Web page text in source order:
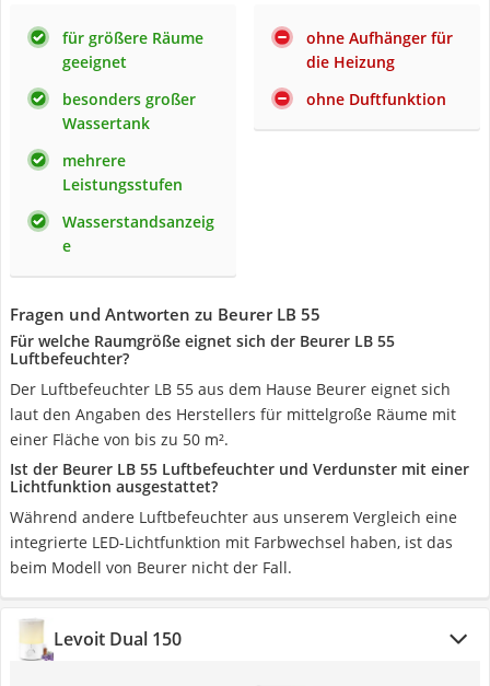
für größere Räume
geeignet
besonders großer
Wassertank
mehrere
Leistungsstufen
Wasserstandsanzeig
e
ohne Aufhänger für
die Heizung
ohne Duftfunktion
Fragen und Antworten zu Beurer LB 55
Für welche Raumgröße eignet sich der Beurer LB 55
Luftbefeuchter?
Der Luftbefeuchter LB 55 aus dem Hause Beurer eignet sich
laut den Angaben des Herstellers für mittelgroße Räume mit
einer Fläche von bis zu 50 m².
Ist der Beurer LB 55 Luftbefeuchter und Verdunster mit einer
Lichtfunktion ausgestattet?
Während andere Luftbefeuchter aus unserem Vergleich eine
integrierte LED-Lichtfunktion mit Farbwechsel haben, ist das
beim Modell von Beurer nicht der Fall.
Levoit Dual 150